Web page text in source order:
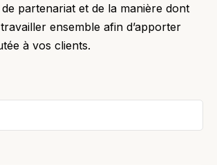
partenariat et de la manière dont
ensemble afin d’apporter
à vos clients.